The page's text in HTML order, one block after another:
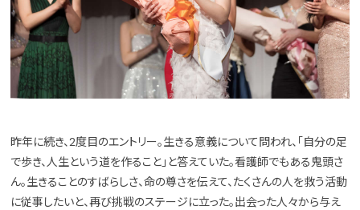
昨年に続き、2度目のエントリー。生きる意義について問われ、「自分の足
で歩き、人生という道を作ること」と答えていた。看護師でもある鬼頭さ
ん。生きることのすばらしさ、命の尊さを伝えて、たくさんの人を救う活動
に従事したいと、再び挑戦のステージに立った。出会った人々から与え